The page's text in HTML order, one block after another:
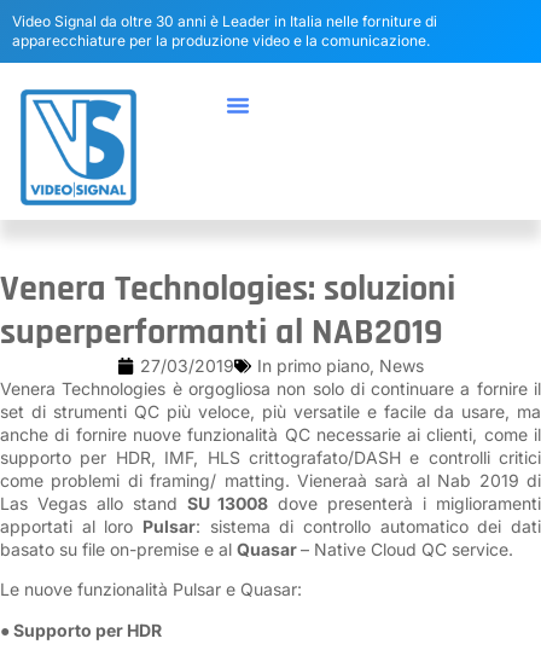
Video Signal da oltre 30 anni è Leader in Italia nelle forniture di
apparecchiature per la produzione video e la comunicazione.
Venera Technologies: soluzioni
superperformanti al NAB2019
27/03/2019 In primo piano, News
Venera Technologies è orgogliosa non solo di continuare a fornire il
set di strumenti QC più veloce, più versatile e facile da usare, ma
anche di fornire nuove funzionalità QC necessarie ai clienti, come il
supporto per HDR, IMF, HLS crittografato/DASH e controlli critici
come problemi di framing/ matting. Vieneraà sarà al Nab 2019 di
Las Vegas allo stand SU 13008 dove presenterà i miglioramenti
apportati al loro Pulsar: sistema di controllo automatico dei dati
basato su file on-premise e al Quasar– Native Cloud QC service.
Le nuove funzionalità Pulsar e Quasar:
● Supporto per HDR